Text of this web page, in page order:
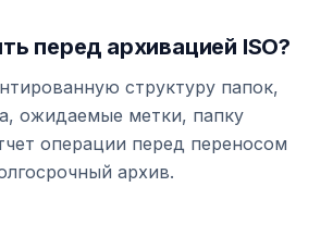
перед архивацией ISO?
структуру папок,
ожидаемые метки, папку
операции перед переносом
архив.